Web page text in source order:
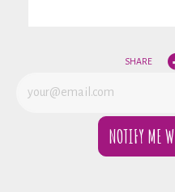
SHARE
NOTIFY ME